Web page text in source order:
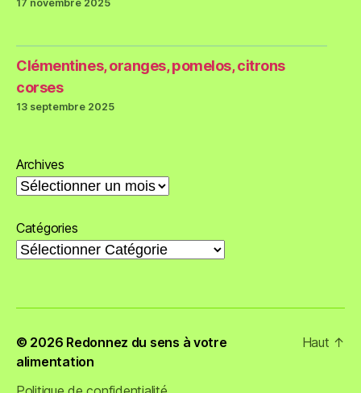
17 novembre 2025
Clémentines, oranges, pomelos, citrons
corses
13 septembre 2025
Archives
Catégories
© 2026 Redonnez du sens à votre
alimentation
Haut ↑